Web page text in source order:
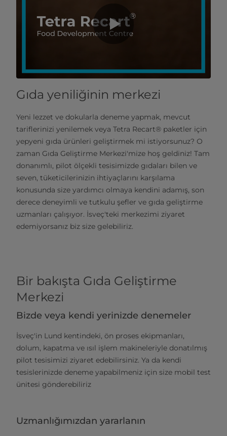
Gıda yeniliğinin merkezi
Yeni lezzet ve dokularla deneme yapmak, mevcut
tariflerinizi yenilemek veya Tetra Recart® paketler için
yepyeni gıda ürünleri geliştirmek mi istiyorsunuz? O
zaman Gıda Geliştirme Merkezi'mize hoş geldiniz! Tam
donanımlı, pilot ölçekli tesisimizde gıdaları bilen ve
seven, tüketicilerinizin ihtiyaçlarını karşılama
konusunda size yardımcı olmaya kendini adamış, son
derece deneyimli ve tutkulu şefler ve gıda geliştirme
uzmanları çalışıyor. İsveç'teki merkezimi ziyaret
edemiyorsanız biz size gelebiliriz.
Bir bakışta Gıda Geliştirme
Merkezi
Bizde veya kendi yerinizde denemeler
İsveç'in Lund kentindeki, ön proses ekipmanları,
dolum, kapatma ve ısıl işlem makineleriyle donatılmış
pilot tesisimizi ziyaret edebilirsiniz. Ya da kendi
tesislerinizde deneme yapabilmeniz için size mobil test
ünitesi gönderebiliriz
Uzmanlığımızdan yararlanın